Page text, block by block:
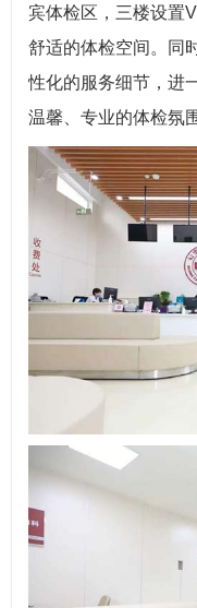
宾体检区，三楼设置
舒适的体检空间。同
性化的服务细节，进
温馨、专业的体检氛